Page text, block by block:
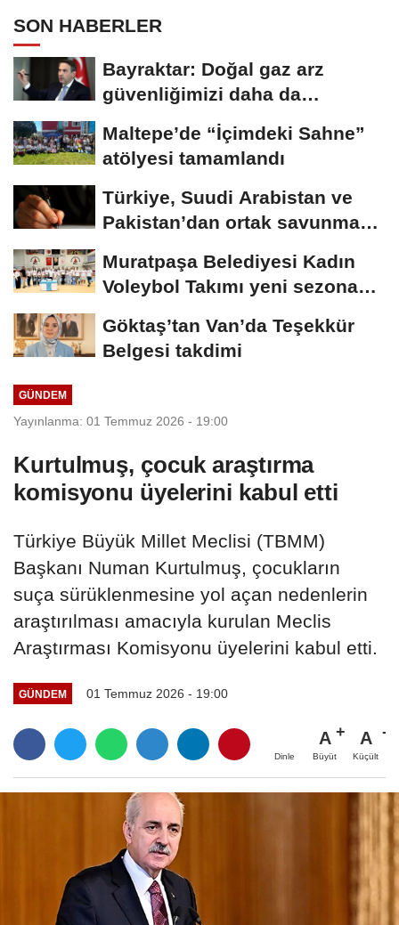
SON HABERLER
Bayraktar: Doğal gaz arz
güvenliğimizi daha da
güçlendirmeye devam...
Maltepe’de “İçimdeki Sahne”
atölyesi tamamlandı
Türkiye, Suudi Arabistan ve
Pakistan’dan ortak savunma
Muratpaşa Belediyesi Kadın
Voleybol Takımı yeni sezona
Göktaş’tan Van’da Teşekkür
Belgesi takdimi
GÜNDEM
Yayınlanma: 01 Temmuz 2026 - 19:00
Kurtulmuş, çocuk araştırma
komisyonu üyelerini kabul etti
Türkiye Büyük Millet Meclisi (TBMM)
Başkanı Numan Kurtulmuş, çocukların
suça sürüklenmesine yol açan nedenlerin
araştırılması amacıyla kurulan Meclis
Araştırması Komisyonu üyelerini kabul etti.
GÜNDEM 01 Temmuz 2026 - 19:00
Dinle
A
Büyüt
A
Küçült